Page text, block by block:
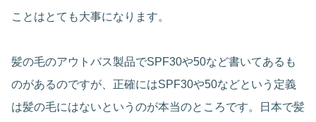
ことはとても大事になります。
髪の毛のアウトバス製品でSPF30や50など書いてあるも
のがあるのですが、正確にはSPF30や50などという定義
は髪の毛にはないというのが本当のところです。日本で髪